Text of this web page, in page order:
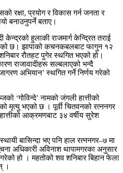
रक्षा, प्रयोग र विकास गर्न जनता र
बनाउनुपर्ने बताए।
केन्द्रको हुलाकी राजमार्ग केन्द्रित तराई
छ। झापाको कचनकबलबाट फागुन १२
रौतहट पुगेर स्थगित भएको हो।
राजावादीहरू सल्बलाएको भन्दै
अभियान’ स्थगित गर्ने निर्णय गरेको
‘गोविन्दे’ नामको जंगली हात्तीको
भएको छ । पूर्वी चितवनको रत्ननगर
आक्रमणबाट ३४ वर्षीय सुरेश
बासिन्दा भए पनि हाल रत्ननगर–७ मा
अधिकारी अविनाश थापामगरका अनुसार
हो । महतोको शव शनिबार बिहान फेला
।